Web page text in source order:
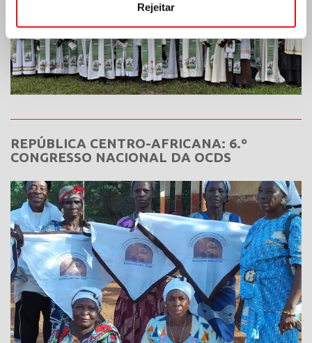
Rejeitar
REPÚBLICA CENTRO-AFRICANA: 6.º
CONGRESSO NACIONAL DA OCDS